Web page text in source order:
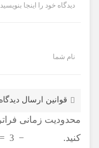
دیدگاه خود را اینجا بنویسید
نام شما
قوانین ارسال دیدگاه
محدودیت زمانی
کنید.
−
3
=